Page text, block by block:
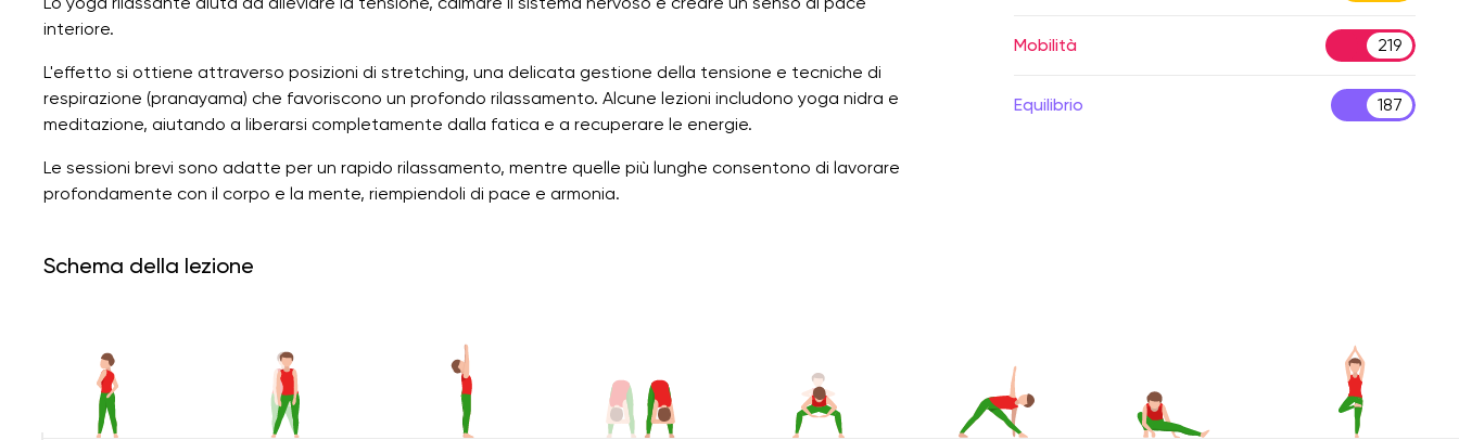
interiore.
L'effetto si ottiene attraverso posizioni di stretching, una delicata gestione della tensione e tecniche di
respirazione (pranayama) che favoriscono un profondo rilassamento. Alcune lezioni includono yoga nidra e
meditazione, aiutando a liberarsi completamente dalla fatica e a recuperare le energie.
Le sessioni brevi sono adatte per un rapido rilassamento, mentre quelle più lunghe consentono di lavorare
profondamente con il corpo e la mente, riempiendoli di pace e armonia.
Mobilità 219
Equilibrio 187
Schema della lezione